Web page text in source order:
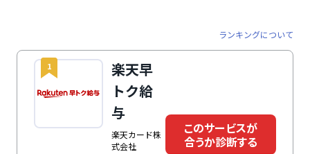
ランキングについて
1
楽天早
トク給
与
楽天カード株
式会社
このサービスが
合うか診断する